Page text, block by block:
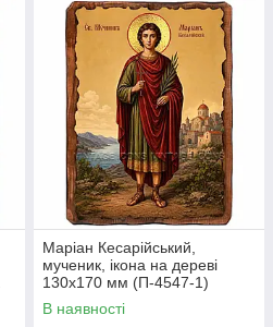
Маріан Кесарійський,
мученик, ікона на дереві
130х170 мм (П-4547-1)
В наявності